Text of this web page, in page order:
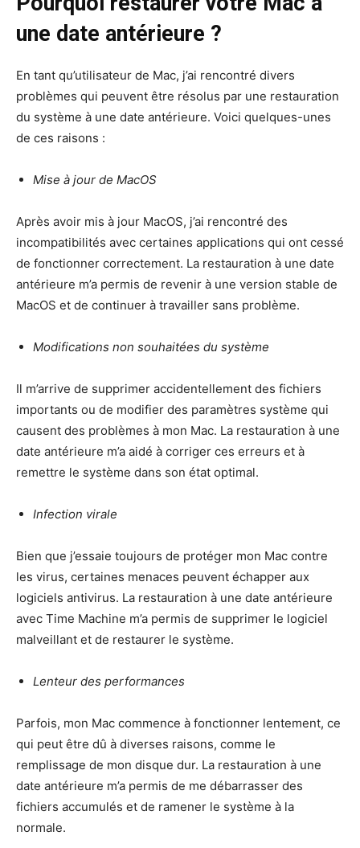
une date antérieure ?
En tant qu’utilisateur de Mac, j’ai rencontré divers
problèmes qui peuvent être résolus par une restauration
du système à une date antérieure. Voici quelques-unes
de ces raisons :
Mise à jour de MacOS
Après avoir mis à jour MacOS, j’ai rencontré des
incompatibilités avec certaines applications qui ont cessé
de fonctionner correctement. La restauration à une date
antérieure m’a permis de revenir à une version stable de
MacOS et de continuer à travailler sans problème.
Modifications non souhaitées du système
Il m’arrive de supprimer accidentellement des fichiers
importants ou de modifier des paramètres système qui
causent des problèmes à mon Mac. La restauration à une
date antérieure m’a aidé à corriger ces erreurs et à
remettre le système dans son état optimal.
Infection virale
Bien que j’essaie toujours de protéger mon Mac contre
les virus, certaines menaces peuvent échapper aux
logiciels antivirus. La restauration à une date antérieure
avec Time Machine m’a permis de supprimer le logiciel
malveillant et de restaurer le système.
Lenteur des performances
Parfois, mon Mac commence à fonctionner lentement, ce
qui peut être dû à diverses raisons, comme le
remplissage de mon disque dur. La restauration à une
date antérieure m’a permis de me débarrasser des
fichiers accumulés et de ramener le système à la
normale.